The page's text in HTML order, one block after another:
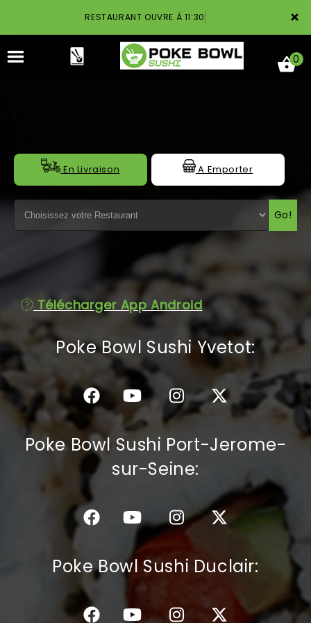
×
RESTAURANT OUVRE À 11:30
ACCUEIL
LA CARTE
MENTIONS LÉGALES
C.G.V
0
En Livraison A Emporter
Go!
Télécharger App Android
Poke Bowl Sushi Yvetot:
Poke Bowl Sushi Port-Jerome-
sur-Seine:
Poke Bowl Sushi Duclair: